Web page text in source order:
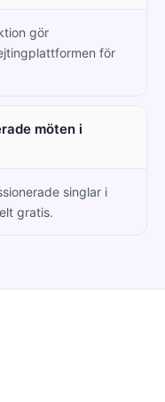
gör
för
möten i
singlar i
gratis.